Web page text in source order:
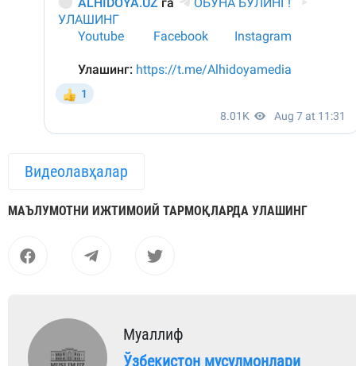
Видеолавҳалар
МАЪЛУМОТНИ ИЖТИМОИЙ ТАРМОҚЛАРДА УЛАШИНГ
Муаллиф
Ўзбекистон мусулмонлари